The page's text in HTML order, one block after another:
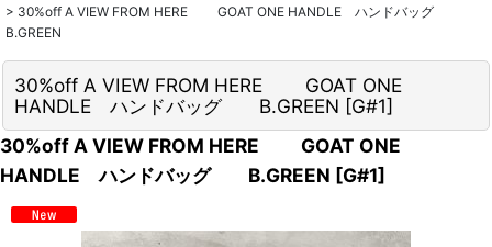
> 30%off A VIEW FROM HERE GOAT ONE HANDLE ハンドバッグ
B.GREEN
30%off A VIEW FROM HERE GOAT ONE
HANDLE ハンドバッグ B.GREEN [G#1]
30%off A VIEW FROM HERE GOAT ONE
HANDLE ハンドバッグ B.GREEN [G#1]